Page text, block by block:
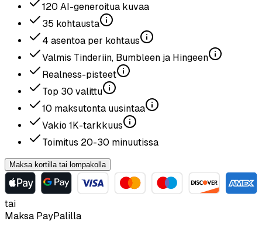
120 AI-generoitua kuvaa
35 kohtausta
4 asentoa per kohtaus
Valmis Tinderiin, Bumbleen ja Hingeen
Realness-pisteet
Top 30 valittu
10 maksutonta uusintaa
Vakio 1K-tarkkuus
Toimitus 20-30 minuutissa
Maksa kortilla tai lompakolla
tai
Maksa PayPalilla